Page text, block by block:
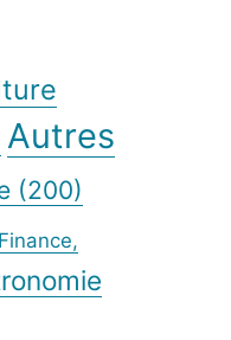
Autres
(200)
Finance,